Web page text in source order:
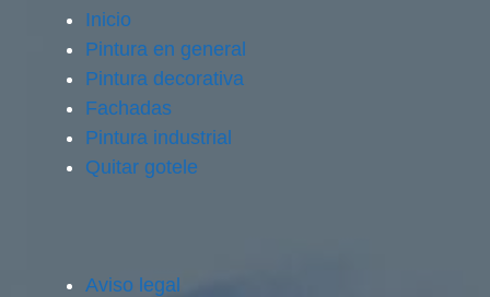
Inicio
Pintura en general
Pintura decorativa
Fachadas
Pintura industrial
Quitar gotele
Aviso legal